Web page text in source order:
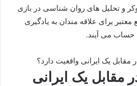
و تحلیل‌ های روان‌ شناسی در بازی
برای علاقه‌ مندان به یادگیری
حساب می‌ آیند.
یک ایرانی